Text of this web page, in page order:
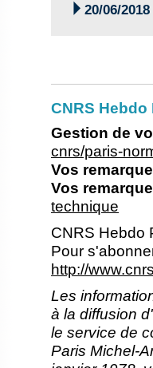
 20/06/2018
CNRS
Gestion de
cnrs/paris-
Vos
Vos
technique
CNRS Hebdo
Pour
http://
Les
à la diffusion
le service de
Paris Michel-